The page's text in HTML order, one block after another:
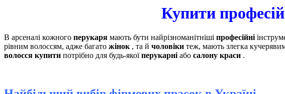
Купити
В арсеналі кожного перукаря мають бути найрізноманітніші професійні
рівним волоссям, адже багато жінок , та й чоловіки теж, мають злегка
волосся купити потрібно для будь-якоїперукарні або салону краси .